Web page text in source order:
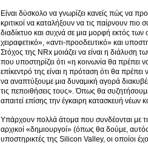
Είναι δύσκολο να γνωρίζει κανείς πώς να
κριτικοί να καταλήξουν να τις παίρνουν
διαδίκτυο και συχνά σε μια μορφή εκτός
χειραφετικό», «αντι-προοδευτικό» και
Στόχος της NRx μοιάζει να είναι η διάλυση
που υποστηρίζει ότι «η κοινωνία θα πρέπει
επίκεντρό της είναι η πρόταση ότι θα
να αναπτύξουμε μια δυναμική αγορά
τις πεποιθήσεις τους». Όπως θα
απαιτεί επίσης την έγκαιρη κατασκευή νέων
Υπάρχουν πολλά άτομα που συνδέονται με
αρχικοί «δημιουργοί» (όπως θα δούμε,
υποστηρικτές της Silicon Valley, οι οποίοι